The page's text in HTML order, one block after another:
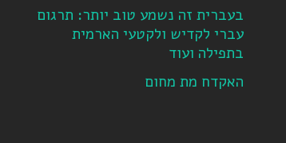
בעברית זה נשמע טוב יותר: תרגום
עברי לקדיש ולקטעי הארמית
בתפילה ועוד
האקדח מת מחום